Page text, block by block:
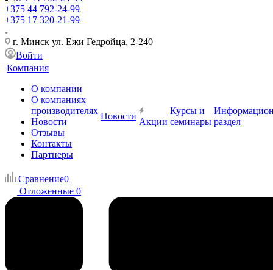
+375 44 792-24-99
+375 17 320-21-99
г. Минск ул. Ежи Гедройца, 2-240
Войти
Компания
О компании
О компаниях
производителях
Новости
Отзывы
Контакты
Партнеры
Новости
Акции
Курсы и
семинары раздел
Сравнение0
Отложенные 0